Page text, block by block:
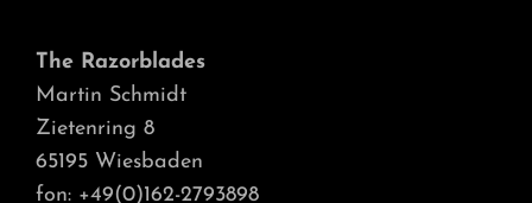
The Razorblades
Martin Schmidt
Zietenring 8
65195 Wiesbaden
fon: +49(0)162-2793898